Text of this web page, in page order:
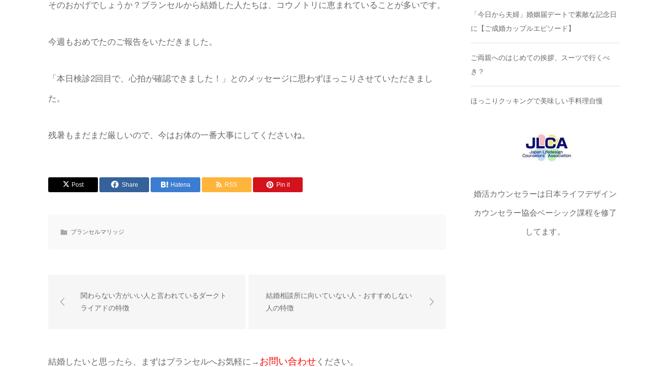
そのおかげでしょうか？ブランセルから結婚した人たちは、コウノトリに恵まれていることが多いです。
今週もおめでたのご報告をいただきました。
「本日検診2回目で、心拍が確認できました！」とのメッセージに思わずほっこりさせていただきまし
た。
残暑もまだまだ厳しいので、今はお体の一番大事にしてくださいね。
Post Share Hatena RSS Pin it
ブランセルマリッジ
関わらない方がいい人と言われているダークト
ライアドの特徴
結婚相談所に向いていない人・おすすめしない
人の特徴
結婚したいと思ったら、まずはブランセルへお気軽に→ お問い合わせ ください。
「今日から夫婦」婚姻届デートで素敵な記念日
に【ご成婚カップルエピソード】
ご両親へのはじめての挨拶、スーツで行くべ
き？
ほっこりクッキングで美味しい手料理自慢
婚活カウンセラーは日本ライフデザイン
カウンセラー協会ベーシック課程を修了
してます。